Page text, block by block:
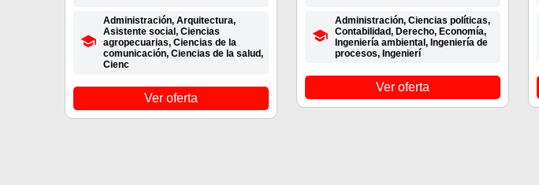
Administración, Arquitectura,
Asistente social, Ciencias
agropecuarias, Ciencias de la
comunicación, Ciencias de la salud,
Cienc
Ver oferta
Administración, Ciencias políticas,
Contabilidad, Derecho, Economía,
Ingeniería ambiental, Ingeniería de
procesos, Ingenierí
Ver oferta